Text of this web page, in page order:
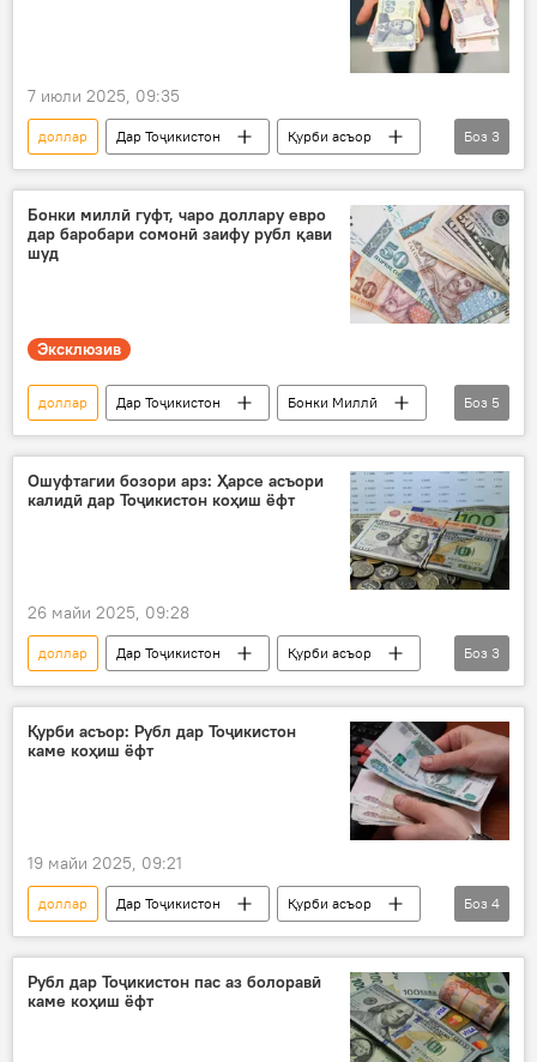
7 июли 2025, 09:35
доллар Дар Тоҷикистон
Қурби асъор
рубл
евро сомонӣ
Боз 3
Бонки миллӣ гуфт, чаро доллару евро
дар баробари сомонӣ заифу рубл қави
шуд
Эксклюзив
доллар Дар Тоҷикистон
Бонки Миллӣ
БМТ
Қурби асъор
рубл
евро
Боз 5
Ошуфтагии бозори арз: Ҳарсе асъори
калидӣ дар Тоҷикистон коҳиш ёфт
26 майи 2025, 09:28
доллар Дар Тоҷикистон
Қурби асъор
рубл
евро сомонӣ
Боз 3
Қурби асъор: Рубл дар Тоҷикистон
каме коҳиш ёфт
19 майи 2025, 09:21
доллар Дар Тоҷикистон
Қурби асъор
рубл
евро
сомонӣ
Иқтисод
Боз 4
Рубл дар Тоҷикистон пас аз болоравӣ
каме коҳиш ёфт